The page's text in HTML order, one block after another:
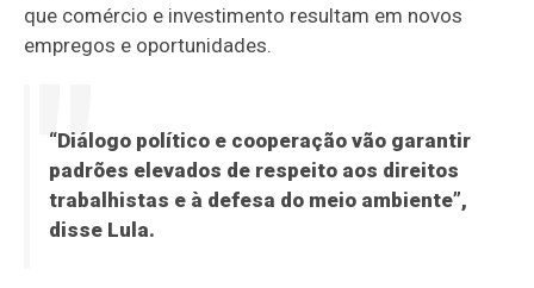
que comércio e investimento resultam em novos
empregos e oportunidades.
“Diálogo político e cooperação vão garantir
padrões elevados de respeito aos direitos
trabalhistas e à defesa do meio ambiente”,
disse Lula.